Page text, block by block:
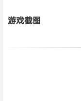
游戏截图